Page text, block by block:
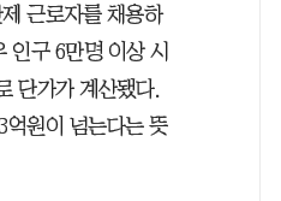
근로자를 채용하
인구 6만명 이상 시
단가가 계산됐다.
원이 넘는다는 뜻